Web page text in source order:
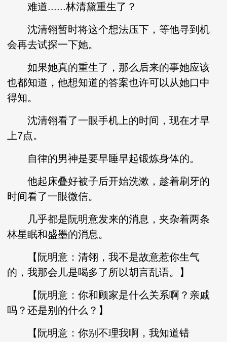
难道......林清黛重生了？
沈清翎暂时将这个想法压下，等他寻到机
会再去试探一下她。
如果她真的重生了，那么后来的事她应该
也都知道，他想知道的答案也许可以从她口中
得知。
沈清翎看了一眼手机上的时间，现在才早
上7点。
自律的男神是要早睡早起锻炼身体的。
他起床叠好被子后开始洗漱，趁着刷牙的
时间看了一眼微信。
几乎都是阮明意发来的消息，夹杂着两条
林星眠和盛墨的消息。
【阮明意：清翎，我不是故意惹你生气
的，我那会儿是喝多了所以胡言乱语。】
【阮明意：你和顾家是什么关系啊？亲戚
吗？还是别的什么？】
【阮明意：你别不理我啊，我知道错